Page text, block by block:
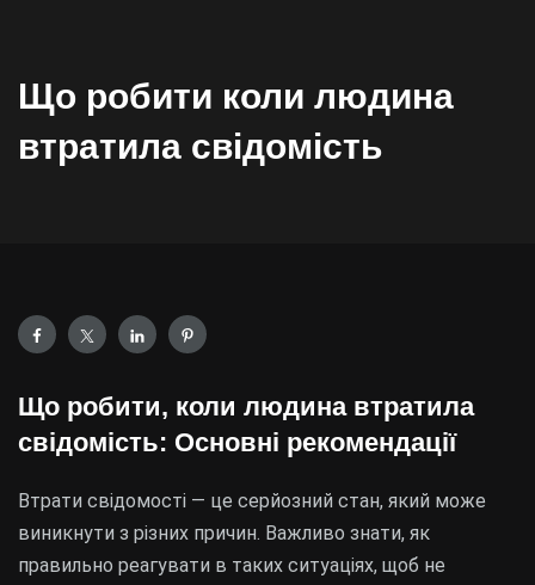
Що робити коли людина
втратила свідомість
Що робити, коли людина втратила
свідомість: Основні рекомендації
Втрати свідомості — це серйозний стан, який може
виникнути з різних причин. Важливо знати, як
правильно реагувати в таких ситуаціях, щоб не